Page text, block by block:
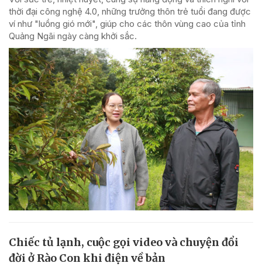
thời đại công nghệ 4.0, những trưởng thôn trẻ tuổi đang được
ví như "luồng gió mới", giúp cho các thôn vùng cao của tỉnh
Quảng Ngãi ngày càng khởi sắc.
Chiếc tủ lạnh, cuộc gọi video và chuyện đổi
đời ở Rào Con khi điện về bản